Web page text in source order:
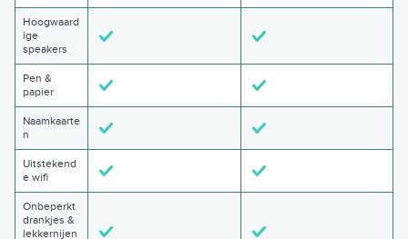
Hoogwaard
ige
speakers
Pen &
papier
Naamkaarte
n
Uitstekend
e wifi
Onbeperkt
drankjes &
lekkernijen